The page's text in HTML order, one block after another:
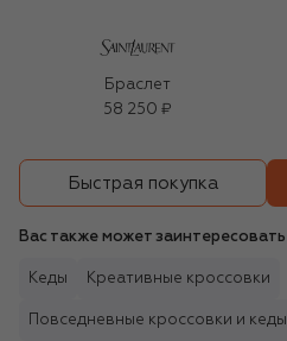
Браслет
58 250 ₽
Быстрая покупка
Вас также может заинтересовать
Кеды Креативные кроссовки
Повседневные кроссовки и кеды